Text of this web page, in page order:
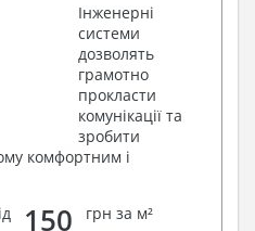
оздоблень
– специфікація
та специфікація
матеріалів
в конструкціях
розділу
Інженерні
системи
дозволять
грамотно
прокласти
комунікації та
зробити
комфортним і
150 грн за м²